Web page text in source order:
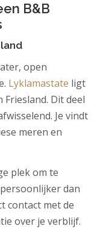
B&B
open
Lyklamastate ligt
Dit deel
Je vindt
meren en
plek om te
dan
contact met de
over je verblijf.